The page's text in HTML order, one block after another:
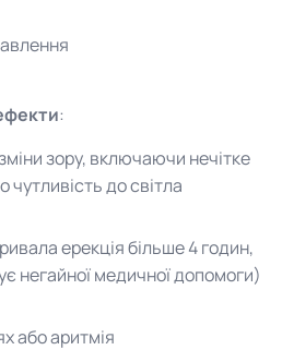
:
зору, включаючи нечітке
чутливість до світла
ерекція більше 4 годин,
негайної медичної допомоги)
або аритмія